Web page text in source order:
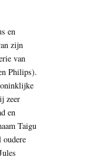
en
zijn
van
Philips).
zeer
en
Taigu
oudere